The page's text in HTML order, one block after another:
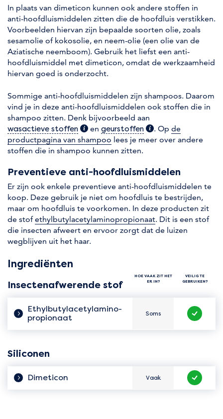
In plaats van dimeticon kunnen ook andere stoffen in
anti-hoofdluismiddelen zitten die de hoofdluis verstikken.
Voorbeelden hiervan zijn bepaalde soorten olie, zoals
sesamolie of kokosolie, en neem-olie (een olie van de
Aziatische neemboom). Gebruik het liefst een anti-
hoofdluismiddel met dimeticon, omdat de werkzaamheid
hiervan goed is onderzocht.
Sommige anti-hoofdluismiddelen zijn shampoos. Daarom
vind je in deze anti-hoofdluismiddelen ook stoffen die in
shampoo zitten. Denk bijvoorbeeld aan
wasactieve stoffen (extra informatie)
en geurstoffen (extra informatie)
. Op de
productpagina van shampoo lees je meer over andere
stoffen die in shampoo kunnen zitten.
Preventieve anti-hoofdluismiddelen
Er zijn ook enkele preventieve anti-hoofdluismiddelen te
koop. Deze gebruik je niet om hoofdluis te bestrijden,
maar om hoofdluis te voorkomen. In deze producten zit
de stofethylbutylacetylaminopropionaat. Dit is een stof
die insecten afweert en ervoor zorgt dat de luizen
wegblijven uit het haar.
Ingrediënten
HOE VAAK ZIT HET
ER IN?
VEILIG TE
GEBRUIKEN?
Insectenafwerende stof
Ethyl­butylacetylamino­
propionaat
Hoe vaak zit het er in?
Soms
Veilig te
Siliconen
Dimeticon Hoe vaak zit het er in?
Vaak
Veilig te